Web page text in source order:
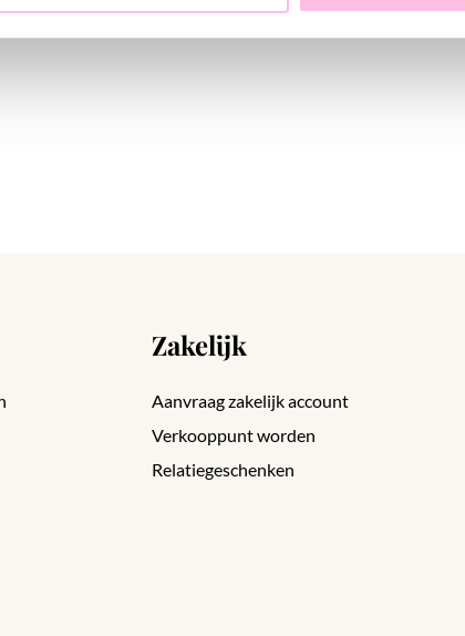
RVS chain enkelbandje met muntje - zilver
Zakelijk
Aanvraag zakelijk account
Verkooppunt worden
Relatiegeschenken